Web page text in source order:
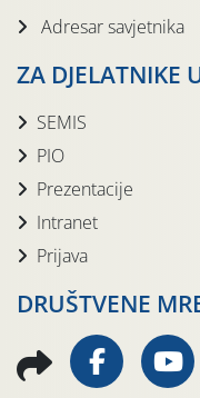
Adresar savjetnika
ZA DJELATNIKE
SEMIS
PIO
Prezentacije
Intranet
Prijava
DRUŠTVENE